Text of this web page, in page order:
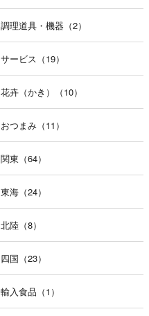
調理道具・機器（2）
サービス（19）
花卉（かき）（10）
おつまみ（11）
関東（64）
東海（24）
北陸（8）
四国（23）
輸入食品（1）